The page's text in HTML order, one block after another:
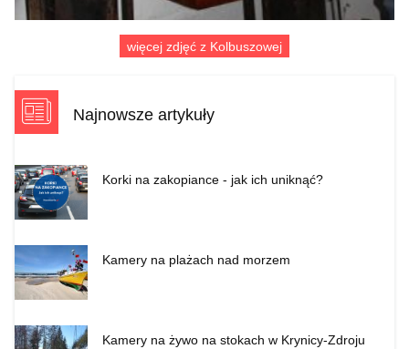
więcej zdjęć z Kolbuszowej
Najnowsze artykuły
Korki na zakopiance - jak ich uniknąć?
Kamery na plażach nad morzem
Kamery na żywo na stokach w Krynicy-Zdroju